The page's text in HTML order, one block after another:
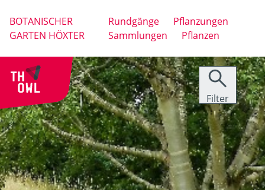
BOTANISCHER
GARTEN HÖXTER
Rundgänge
Pflanzungen
Sammlungen
Pflanzen

Filter
Treffer
Zurücksetzen
Filtern
Standort
0
Treffer
Zurücksetzen
Filtern
Lebensbereich
0
Treffer
Verwendung